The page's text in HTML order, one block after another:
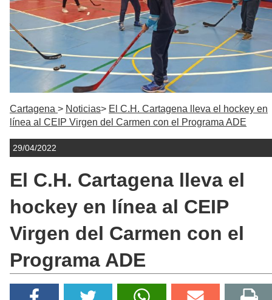
Cartagena Noticias
El C.H. Cartagena lleva el hockey en
línea al CEIP Virgen del Carmen con el Programa ADE
29/04/2022
El C.H. Cartagena lleva el
hockey en línea al CEIP
Virgen del Carmen con el
Programa ADE